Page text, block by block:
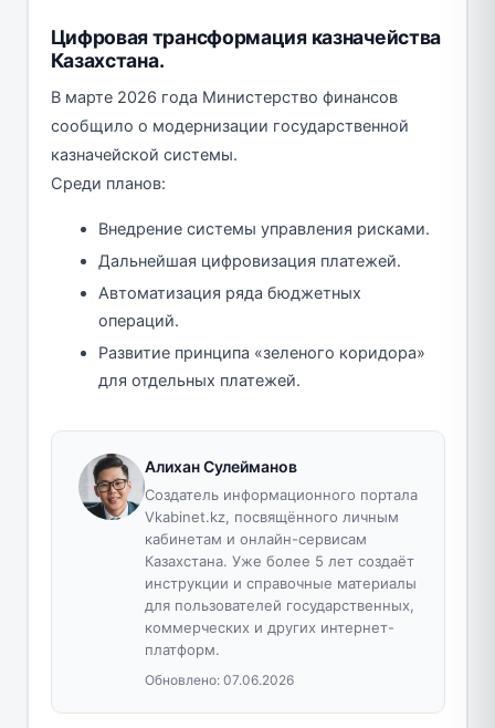
Цифровая трансформация казначейства
Казахстана.
В марте 2026 года Министерство финансов
сообщило о модернизации государственной
казначейской системы.
Среди планов:
Внедрение системы управления рисками.
Дальнейшая цифровизация платежей.
Автоматизация ряда бюджетных
операций.
Развитие принципа «зеленого коридора»
для отдельных платежей.
Алихан Сулейманов
Создатель информационного портала
Vkabinet.kz, посвящённого личным
кабинетам и онлайн-сервисам
Казахстана. Уже более 5 лет создаёт
инструкции и справочные материалы
для пользователей государственных,
коммерческих и других интернет-
платформ.
Обновлено: 07.06.2026